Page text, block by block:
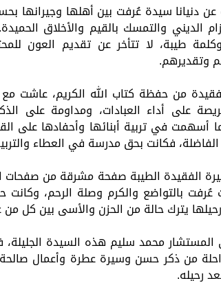
دنيانا سيدة عُرفت بين أهلها وجيرانها
الديني والتمسك بالقيم والأخلاق
طيبة، لا تتأخر عن تقديم العون
وتقديرهم.
من حفظة كتاب الله الكريم، عاشت مع
على أداء العبادات، ومداومة على
أسهمت في تربية أبنائها وأحفادها على
فكانت بحق مدرسة في العطاء
الفقيدة الطيبة صفحة مشرقة من صفحات
بالتواضع والكرم وصلة الرحم، وكانت
يترك حالة من الحزن والأسى بين كل
المستشار محمد سليم هذه السيدة
من ذكر حسن وسيرة عطرة وأعمال
رحيله.